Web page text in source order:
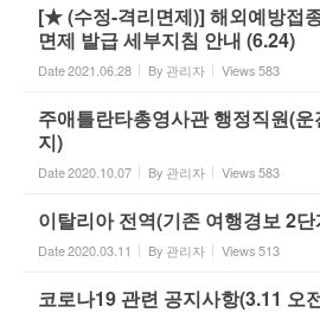
[★ (수정-격리면제)] 해외예방접
면제 발급 세부지침 안내 (6.24)
Date2021.06.28 By 관리자 Views583
주애틀란타총영사관 행정직원(
지)
Date2020.10.07 By 관리자 Views583
이탈리아 전역(기존 여행경보 2
Date2020.03.11 By 관리자 Views513
코로나19 관련 공지사항(3.11 오